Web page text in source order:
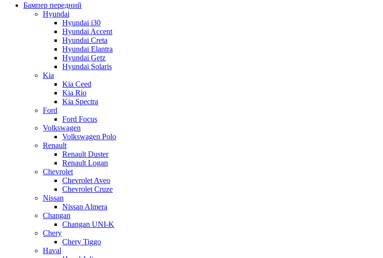
Бампер передний
Hyundai
Hyundai i30
Hyundai Accent
Hyundai Creta
Hyundai Elantra
Hyundai Getz
Hyundai Solaris
Kia
Kia Ceed
Kia Rio
Kia Spectra
Ford
Ford Focus
Volkswagen
Volkswagen Polo
Renault
Renault Duster
Renault Logan
Chevrolet
Chevrolet Aveo
Chevrolet Cruze
Nissan
Nissan Almera
Changan
Changan UNI-K
Chery
Chery Tiggo
Haval